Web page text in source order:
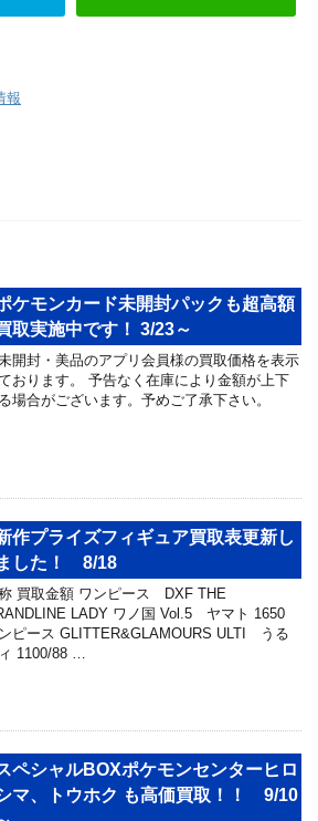
報
ケモンカード未開封パックも超高額
取実施中です！ 3/23～
開封・美品のアプリ会員様の買取価格を表示
おります。 予告なく在庫により金額が上下
場合がございます。予めご了承下さい。
作プライズフィギュア買取表更新し
した！ 8/18
買取金額 ワンピース DXF THE
LADY ワノ国 Vol.5 ヤマト 1650
ピース GLITTER&GLAMOURS ULTI うる
1100/88 …
ペシャルBOXポケモンセンターヒロ
マ、トウホク も高価買取！！ 9/10